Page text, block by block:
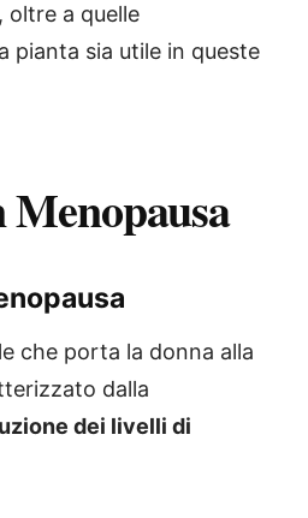
oltre a quelle
pianta sia utile in queste
che porta la donna alla
dalla
dei livelli di